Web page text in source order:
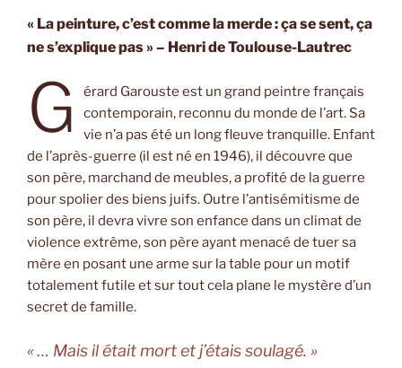
Gérard
Garouste
Judith
Perrignon »
« La peinture, c’est comme la merde : ça se sent, ça
ne s’explique pas » – Henri de Toulouse-Lautrec
G
érard Garouste est un grand peintre français
contemporain, reconnu du monde de l’art. Sa
vie n’a pas été un long fleuve tranquille. Enfant
de l’après-guerre (il est né en 1946), il découvre que
son père, marchand de meubles, a profité de la guerre
pour spolier des biens juifs. Outre l’antisémitisme de
son père, il devra vivre son enfance dans un climat de
violence extrême, son père ayant menacé de tuer sa
mère en posant une arme sur la table pour un motif
totalement futile et sur tout cela plane le mystère d’un
secret de famille.
« … Mais il était mort et j’étais soulagé. »